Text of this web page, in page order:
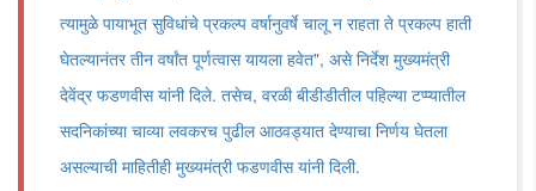
त्यामुळे पायाभूत सुविधांचे प्रकल्प वर्षानुवर्षे चालू न राहता ते प्रकल्प हाती
घेतल्यानंतर तीन वर्षांत पूर्णत्वास यायला हवेत", असे निर्देश मुख्यमंत्री
देवेंद्र फडणवीस यांनी दिले. तसेच, वरळी बीडीडीतील पहिल्या टप्प्यातील
सदनिकांच्या चाव्या लवकरच पुढील आठवड्यात देण्याचा निर्णय घेतला
असल्याची माहितीही मुख्यमंत्री फडणवीस यांनी दिली.